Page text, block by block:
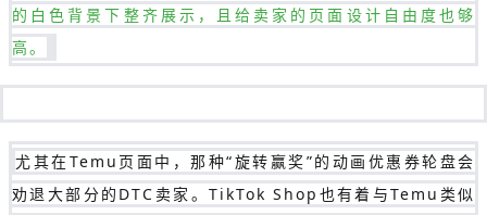
的白色背景下整齐展示，且给卖家的页面设计自由度也够
高。
尤其在Temu页面中，那种“旋转赢奖”的动画优惠券轮盘会
劝退大部分的DTC卖家。TikTok Shop也有着与Temu类似